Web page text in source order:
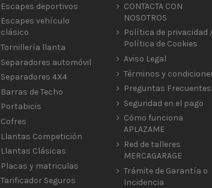
Escapes deportivos
Escapes vehículo
clásico
Tornillería llanta
Separadores automóvil
Separadores 4X4
Barras de Techo
Portabicis
Cofres
Llantas Competición
Llantas Clásicas
Placas y matriculas
Tarificador Seguros
CONTACTA CON
NOSOTROS
Política de privacidad /
Política de Cookies
Aviso Legal
Términos y
Preguntas Frecuentes
Seguridad en el pago
Cómo funciona
APLAZAME
Red de talleres
MERCAGARAGE
Trámite de Garantía o
Incidencia